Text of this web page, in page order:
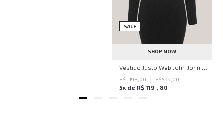
SALE
SHOP NOW
R$1.198,00 R$599,00
5x de R$ 119 , 80